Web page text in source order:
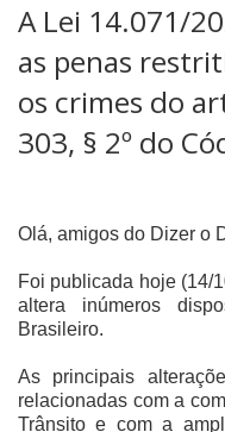
A Lei 14.071/
as penas
os crimes do
303, § 2º do
Olá, amigos do Dizer o
Foi publicada hoje (14/
altera inúmeros
Brasileiro.
As principais
relacionadas com a
Trânsito e com a